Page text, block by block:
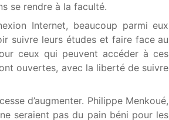
se rendre à la faculté.
Internet, beaucoup parmi eux
suivre leurs études et faire face au
ceux qui peuvent accéder à ces
ouvertes, avec la liberté de suivre
d’augmenter. Philippe Menkoué,
seraient pas du pain béni pour les